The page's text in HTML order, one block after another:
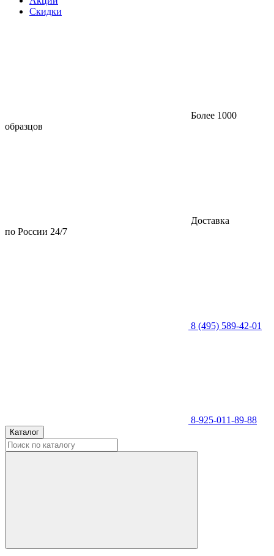
Скидки
Более 1000
образцов
Доставка
по России 24/7
8 (495) 589-42-01
8-925-011-89-88
Каталог